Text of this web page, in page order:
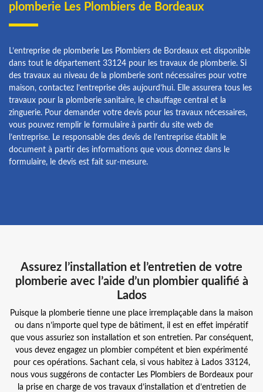
plomberie Les Plombiers de Bordeaux
L’entreprise de plomberie Les Plombiers de Bordeaux est disponible
dans tout le département 33124 pour les travaux de plomberie. Si
des travaux au niveau de la plomberie sont nécessaires pour votre
maison, contactez l’entreprise dès aujourd’hui. Elle assurera tous les
travaux pour la plomberie sanitaire, le chauffage central et la
zinguerie. Pour demander votre devis pour les travaux nécessaires,
vous pouvez remplir le formulaire à partir du site web de
l’entreprise. Le responsable des devis de l’entreprise établit le
document à partir des informations que vous donnez dans le
formulaire, le devis est fait sur-mesure.
Assurez l’installation et l’entretien de votre
plomberie avec l’aide d’un plombier qualifié à
Lados
Puisque la plomberie tienne une place irremplaçable dans la maison
ou dans n’importe quel type de bâtiment, il est en effet impératif
que vous assuriez son installation et son entretien. Par conséquent,
vous devez engagez un plombier compétent et bien expérimenté
pour ces opérations. Sachant cela, si vous habitez à Lados 33124,
nous vous suggérons de contacter Les Plombiers de Bordeaux pour
la prise en charge de vos travaux d’installation et d’entretien de